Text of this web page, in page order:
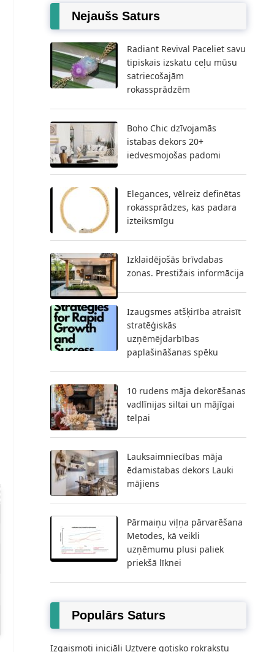
Nejaušs Saturs
Radiant Revival Paceliet savu
tipiskais izskatu ceļu mūsu
satriecošajām
rokassprādzēm
Boho Chic dzīvojamās
istabas dekors 20+
iedvesmojošas padomi
Elegances, vēlreiz definētas
rokassprādzes, kas padara
izteiksmīgu
Izklaidējošās brīvdabas
zonas. Prestižais informācija
Izaugsmes atšķirība atraisīt
stratēģiskās
uzņēmējdarbības
paplašināšanas spēku
10 rudens māja dekorēšanas
vadlīnijas siltai un mājīgai
telpai
Lauksaimniecības māja
ēdamistabas dekors Lauki
mājiens
Pārmaiņu viļņa pārvarēšana
Metodes, kā veikli
uzņēmumu plusi paliek
priekšā līknei
Populārs Saturs
Izgaismoti iniciāļi Uztvere gotisko rokrakstu